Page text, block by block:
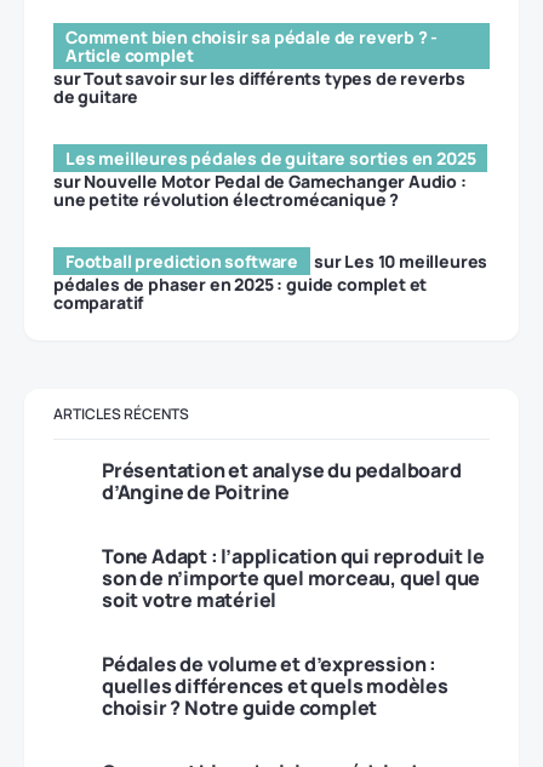
Comment bien choisir sa pédale de reverb ? -
Article complet
surTout savoir sur les différents types de reverbs
de guitare
Les meilleures pédales de guitare sorties en 2025
surNouvelle Motor Pedal de Gamechanger Audio :
une petite révolution électromécanique ?
Football prediction software surLes 10 meilleures
pédales de phaser en 2025 : guide complet et
comparatif
ARTICLES RÉCENTS
Présentation et analyse du pedalboard
d’Angine de Poitrine
Tone Adapt : l’application qui reproduit le
son de n’importe quel morceau, quel que
soit votre matériel
Pédales de volume et d’expression :
quelles différences et quels modèles
choisir ? Notre guide complet